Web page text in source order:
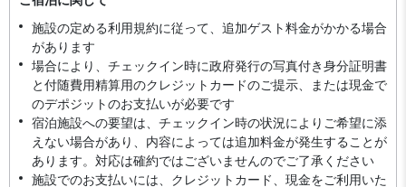
施設の定める利用規約に従って、追加ゲスト料金がかかる場合
があります
場合により、チェックイン時に政府発行の写真付き身分証明書
と付随費用精算用のクレジットカードのご提示、または現金で
のデポジットのお支払いが必要です
宿泊施設への要望は、チェックイン時の状況によりご希望に添
えない場合があり、内容によっては追加料金が発生することが
あります。対応は確約ではございませんのでご了承ください
施設でのお支払いには、クレジットカード、現金をご利用いた